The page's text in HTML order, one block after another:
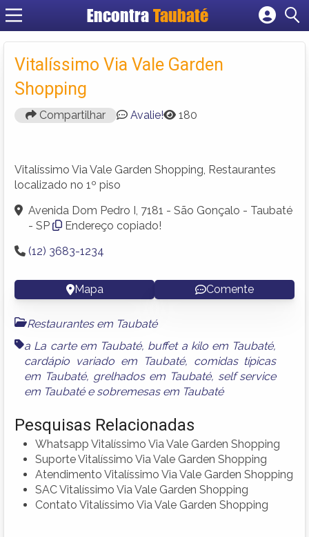
EncontraTaubaté
Cadastrar empresa
Criar conta
Vitalíssimo Via Vale Garden
Shopping
Compartilhar Avalie! 180
Vitalíssimo Via Vale Garden Shopping, Restaurantes
localizado no 1º piso
Avenida Dom Pedro I, 7181 - São Gonçalo - Taubaté
- SP
Endereço copiado!
(12) 3683-1234
Mapa Comente
Restaurantes em Taubaté
a La carte em Taubaté, buffet a kilo em Taubaté,
cardápio variado em Taubaté, comidas típicas
em Taubaté, grelhados em Taubaté, self service
em Taubatée sobremesas em Taubaté
Pesquisas Relacionadas
Whatsapp Vitalíssimo Via Vale Garden Shopping
Suporte Vitalíssimo Via Vale Garden Shopping
Atendimento Vitalíssimo Via Vale Garden Shopping
SAC Vitalíssimo Via Vale Garden Shopping
Contato Vitalíssimo Via Vale Garden Shopping